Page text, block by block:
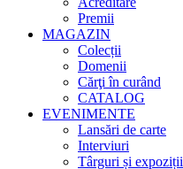
Premii
MAGAZIN
Colecții
Domenii
Cărţi în curând
CATALOG
EVENIMENTE
Lansări de carte
Interviuri
Târguri și expoziții